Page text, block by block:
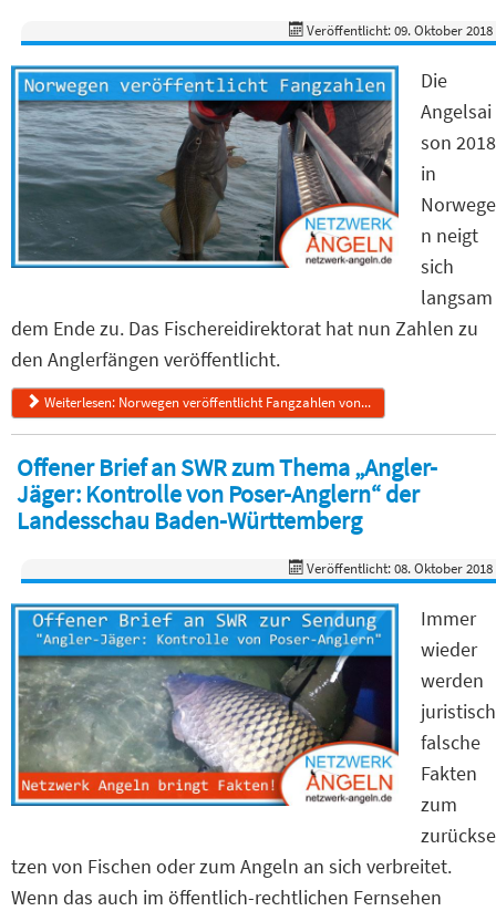
Veröffentlicht: 09. Oktober 2018
Die
Angelsai
son 2018
in
Norwege
n neigt
sich
langsam
dem Ende zu. Das Fischereidirektorat hat nun Zahlen zu
den Anglerfängen veröffentlicht.
Weiterlesen: Norwegen veröffentlicht Fangzahlen von...
Offener Brief an SWR zum Thema „Angler-
Jäger: Kontrolle von Poser-Anglern“ der
Landesschau Baden-Württemberg
Veröffentlicht: 08. Oktober 2018
Immer
wieder
werden
juristisch
falsche
Fakten
zum
zurückse
tzen von Fischen oder zum Angeln an sich verbreitet.
Wenn das auch im öffentlich-rechtlichen Fernsehen